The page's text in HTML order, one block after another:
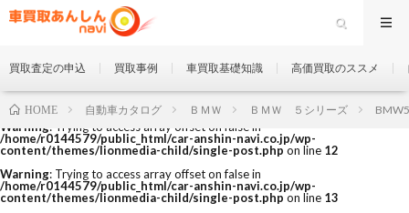
Warning: Trying to access array offset on false in
/home/r0144579/public_html/car-anshin-navi.co.jp/wp-
content/themes/lionmedia-child/single-post.php on line 12
Warning: Trying to access array offset on false in
/home/r0144579/public_html/car-anshin-navi.co.jp/wp-
content/themes/lionmedia-child/single-post.php on line 13
買取査定の申込 買取事例 車買取基礎知識 高価買取のススメ
HOME 自動車カタログ ＢＭＷ ＢＭＷ ５シリーズ